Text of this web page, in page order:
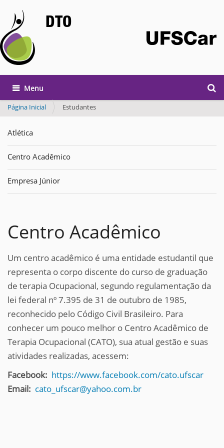
DTO
Busca
Toggle navigation
Página Inicial Estudantes
Atlética
Centro Acadêmico
Empresa Júnior
Centro Acadêmico
Um centro acadêmico é uma entidade estudantil que
representa o corpo discente do curso de graduação
de terapia Ocupacional, segundo regulamentação da
lei federal nº 7.395 de 31 de outubro de 1985,
reconhecido pelo Código Civil Brasileiro. Para
conhecer um pouco melhor o Centro Acadêmico de
Terapia Ocupacional (CATO), sua atual gestão e suas
atividades realizadas, acessem:
Facebook: https://www.facebook.com/cato.ufscar
Email: cato_ufscar@yahoo.com.br